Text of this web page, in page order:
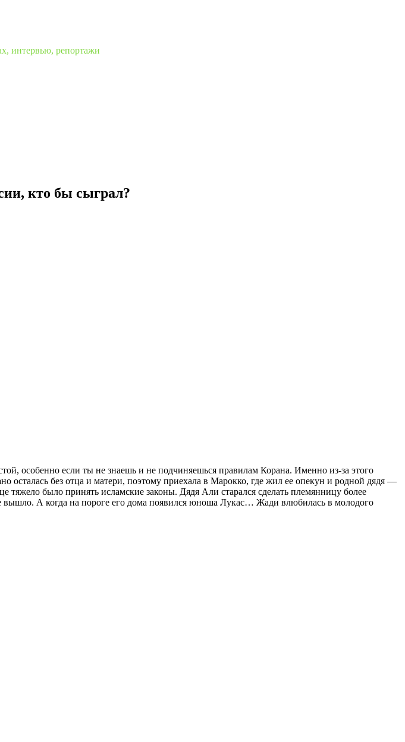
интервью, репортажи
кто бы сыграл?
особенно если ты не знаешь и не подчиняешься правилам Корана. Именно из-за этого
осталась без отца и матери, поэтому приехала в Марокко, где жил ее опекун и родной дядя —
тяжело было принять исламские законы. Дядя Али старался сделать племянницу более
вышло. А когда на пороге его дома появился юноша Лукас… Жади влюбилась в молодого